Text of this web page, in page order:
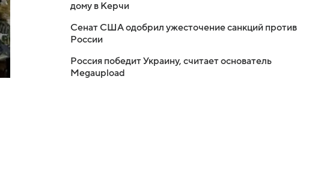
дому в Керчи
Сенат США одобрил ужесточение санкций против
России
Россия победит Украину, считает основатель
Megaupload